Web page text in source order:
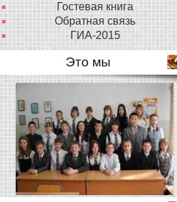
Гостевая книга
Обратная связь
ГИА-2015
Это мы